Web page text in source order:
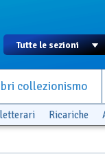
collezionismo
Ricariche